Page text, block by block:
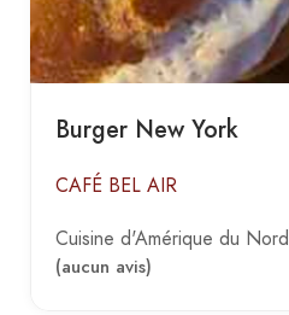
Burger New York
CAFÉ BEL AIR
Cuisine d'Amérique du Nord
(aucun avis)